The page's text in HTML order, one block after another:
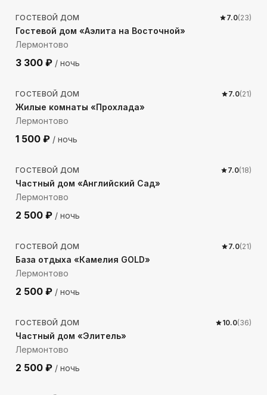
ГОСТЕВОЙ ДОМ 7.0(23)
Гостевой дом «Аэлита на Восточной»
Лермонтово
3 300 ₽ / ночь
586м до моря
ГОСТЕВОЙ ДОМ 7.0(21)
Жилые комнаты «Прохлада»
Лермонтово
1 500 ₽ / ночь
297 м до моря
ГОСТЕВОЙ ДОМ 7.0(18)
Частный дом «Английский Сад»
Лермонтово
2 500 ₽ / ночь
129м до моря
ГОСТЕВОЙ ДОМ 7.0(21)
База отдыха «Камелия GOLD»
Лермонтово
2 500 ₽ / ночь
331м до моря
ГОСТЕВОЙ ДОМ 10.0(36)
Частный дом «Элитель»
Лермонтово
2 500 ₽ / ночь
551м до моря